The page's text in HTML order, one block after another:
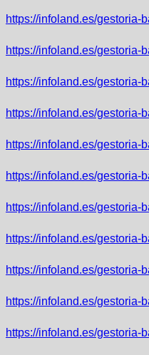
https://infoland.es/gestoria-
https://infoland.es/gestoria-
https://infoland.es/gestoria-
https://infoland.es/gestoria-
https://infoland.es/gestoria-
https://infoland.es/gestoria-
https://infoland.es/gestoria-
https://infoland.es/gestoria-
https://infoland.es/gestoria-
https://infoland.es/gestoria-
https://infoland.es/gestoria-